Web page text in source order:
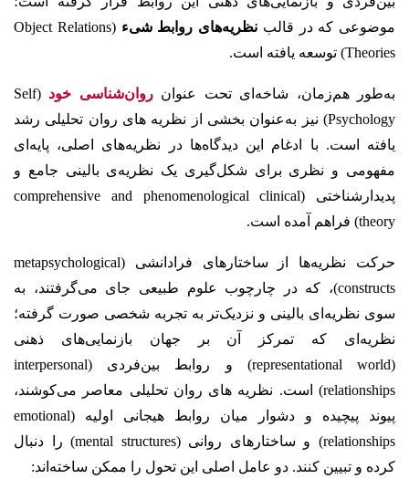
موضوعی که در قالب نظریه‌های روابط شیء
(Object Relations
Theories) توسعه یافته است.
به‌طور هم‌زمان، شاخه‌ای تحت عنوانروان‌شناسی خود
(Self
Psychology) نیز به‌عنوان بخشی از نظریه های روان تحلیلی رشد
یافته است. با ادغام این دیدگاه‌ها در نظریه‌های اصلی، پایه‌ای
مفهومی و نظری برای شکل‌گیری یک نظریه‌ی بالینی جامع و
پدیدارشناختی (comprehensive and phenomenological clinical
theory) فراهم آمده است.
حرکت نظریه‌ها از ساختارهای فرادانشی (metapsychological
constructs)، که در چارچوب علوم طبیعی جای می‌گرفتند، به
سوی نظریه‌ای بالینی‌ و نزدیک‌تر به تجربه‌ شخصی صورت گرفته؛
نظریه‌ای که تمرکز آن بر جهان بازنمایی‌های ذهنی
(representational world) و روابط بین‌فردی (interpersonal
relationships) است. نظریه های روان تحلیلی معاصر می‌کوشند،
پیوند پیچیده و دشوار میان روابط هیجانی اولیه (emotional
relationships) و ساختارهای روانی (mental structures) را دنبال
کرده و تبیین کنند. دو عامل اصلی این تحول را ممکن ساخته‌اند: